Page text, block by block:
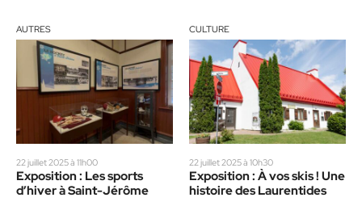
AUTRES
22 juillet 2025 à 11h00
Exposition : Les sports
d’hiver à Saint-Jérôme
CULTURE
22 juillet 2025 à 10h30
Exposition : À vos skis ! Une
histoire des Laurentides